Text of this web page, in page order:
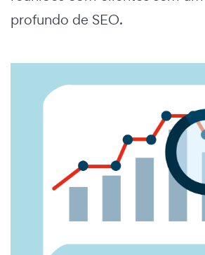
profundo de SEO.